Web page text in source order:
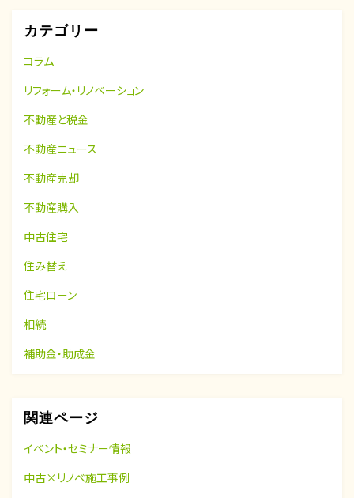
カテゴリー
コラム
リフォーム・リノベーション
不動産と税金
不動産ニュース
不動産売却
不動産購入
中古住宅
住み替え
住宅ローン
相続
補助金・助成金
関連ページ
イベント・セミナー情報
中古×リノベ施工事例